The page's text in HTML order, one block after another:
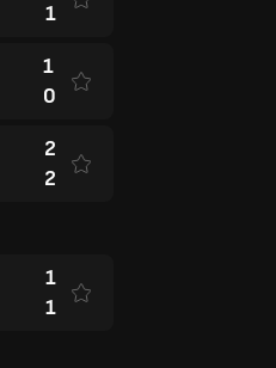
1
1
0
2
2
1
1